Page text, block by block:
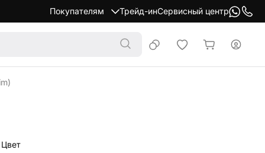
Покупателям Трейд-инСервисный центр
Цвет